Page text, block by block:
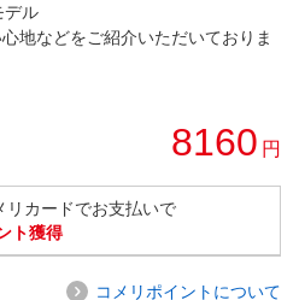
デル
地などをご紹介いただいておりま
8160 円
リカードでお支払いで
ト獲得
コメリポイントについて